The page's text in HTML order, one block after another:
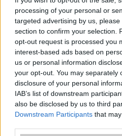
processing of your personal or
targeted advertising by us,
section to confirm your selection.
opt-out request is processed you
interest-based ads based on
us or personal information
your opt-out. You may separately
disclosure of your personal
IAB’s list of downstream
also be disclosed by us to third
Downstream Participants that
A WiFi Direct egy önálló
WiFi - visszafelé kompatibilitás
MLO (Multi-Link Operation)
Mennyibe kerül
Keressen a telefonboltok ajánlatai